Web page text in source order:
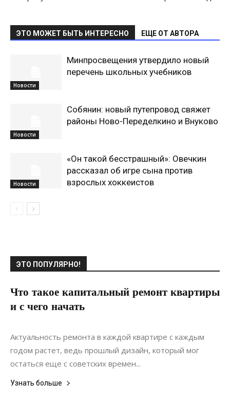
ЭТО МОЖЕТ БЫТЬ ИНТЕРЕСНО ЕЩЕ ОТ АВТОРА
Новости
Минпросвещения утвердило новый
перечень школьных учебников
Новости
Собянин: новый путепровод свяжет
районы Ново-Переделкино и Внуково
Новости
«Он такой бесстрашный»: Овечкин
рассказал об игре сына против
взрослых хоккеистов
ЭТО ПОПУЛЯРНО!
Что такое капитальный ремонт квартиры
и с чего начать
23.12.2019
Актуальность ремонта в каждой квартире с каждым
годом растет, ведь прошлый дизайн, который мог
остаться еще с советских времен...
Узнать больше